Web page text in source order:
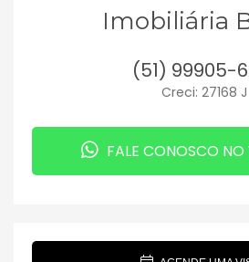
Imobiliária
(51) 99905-
Creci: 27168 J
FALE CONOSCO